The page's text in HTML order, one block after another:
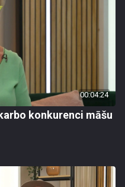
00:04:24
konkurenci māšu